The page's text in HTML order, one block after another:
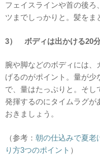
フェイスラインや首の後
ツまでしっかりと。髪をま
3） ボディは出かける20
腕や脚などのボディには
げるのがポイント。量が
で、量はたっぷりと。そ
発揮するのにタイムラグが
おきましょう。
（参考： 朝の仕込みで夏老
り方3つのポイント ）